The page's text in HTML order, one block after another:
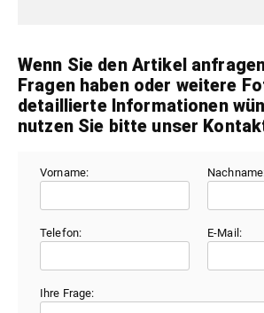
Wenn Sie den Artikel
Fragen haben oder weitere
detaillierte Informationen
nutzen Sie bitte unser
Vorname:
Telefon: E-Mail:
Ihre Frage: